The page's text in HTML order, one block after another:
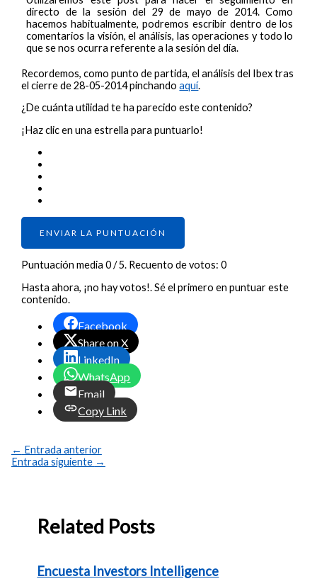
directo de la sesión del 29 de mayo de 2014. Como
hacemos habitualmente, podremos escribir dentro de los
comentarios la visión, el análisis, las operaciones y todo lo
que se nos ocurra referente a la sesión del día.
Recordemos, como punto de partida, el análisis del Ibex tras
el cierre de 28-05-2014 pinchandoaquí.
¿De cuánta utilidad te ha parecido este contenido?
¡Haz clic en una estrella para puntuarlo!
ENVIAR LA PUNTUACIÓN
Puntuación media0/ 5. Recuento de votos:0
Hasta ahora, ¡no hay votos!. Sé el primero en puntuar este
contenido.
Facebook
Share on X
LinkedIn
WhatsApp
Email
Copy Link
← Entrada anterior
Entrada siguiente →
Related Posts
Encuesta Investors Intelligence